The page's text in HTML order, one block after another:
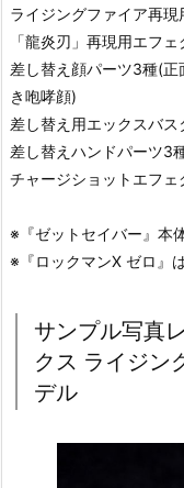
ライジングファイア再
「龍炎刃」再現用エフ
差し替え顔パーツ3種(
き咆哮顔)
差し替え用エックスバス
差し替えハンドパーツ3
チャージショットエフェ
※『ゼットセイバー』本
※『ロックマンX ゼロ』
サンプル写真
クス ライジン
デル